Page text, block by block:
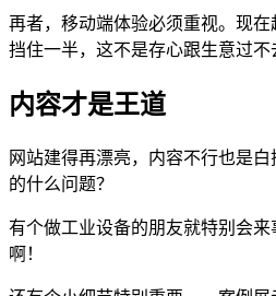
再者，移动端体验必须重视。现
挡住一半，这不是存心跟生意过不
内容才是王道
网站建得再漂亮，内容不行也是
的什么问题？
有个做工业设备的朋友就特别会
啊！